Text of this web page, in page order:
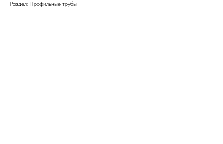
Раздел: Профильные трубы